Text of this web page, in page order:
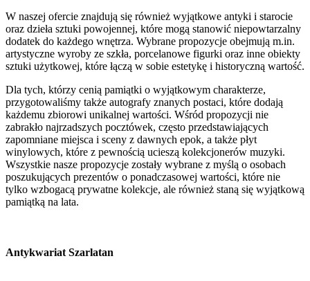
W naszej ofercie znajdują się również wyjątkowe antyki i starocie
oraz dzieła sztuki powojennej, które mogą stanowić niepowtarzalny
dodatek do każdego wnętrza. Wybrane propozycje obejmują m.in.
artystyczne wyroby ze szkła, porcelanowe figurki oraz inne obiekty
sztuki użytkowej, które łączą w sobie estetykę i historyczną wartość.
Dla tych, którzy cenią pamiątki o wyjątkowym charakterze,
przygotowaliśmy także autografy znanych postaci, które dodają
każdemu zbiorowi unikalnej wartości. Wśród propozycji nie
zabrakło najrzadszych pocztówek, często przedstawiających
zapomniane miejsca i sceny z dawnych epok, a także płyt
winylowych, które z pewnością ucieszą kolekcjonerów muzyki.
Wszystkie nasze propozycje zostały wybrane z myślą o osobach
poszukujących prezentów o ponadczasowej wartości, które nie
tylko wzbogacą prywatne kolekcje, ale również staną się wyjątkową
pamiątką na lata.
Antykwariat Szarlatan